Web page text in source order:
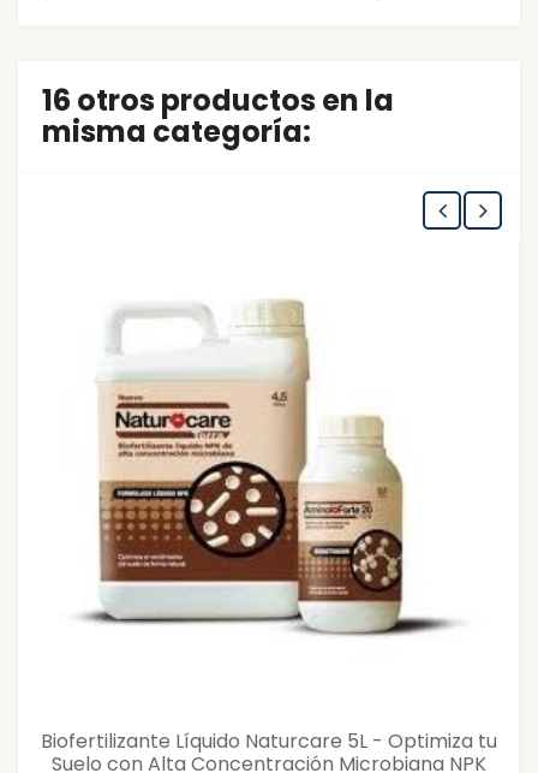
16 otros productos en la
misma categoría:
Biofertilizante Líquido Naturcare 5L - Optimiza tu
Suelo con Alta Concentración Microbiana NPK